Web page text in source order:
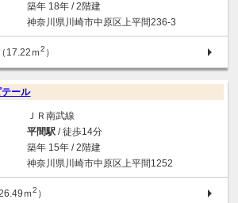
築年 18年 / 2階建
神奈川県川崎市中原区上平間236-3
17.22ｍ2 ）
テール
ＪＲ南武線
平間駅/ 徒歩14分
築年 15年 / 2階建
神奈川県川崎市中原区上平間1252
ｍ2 ）